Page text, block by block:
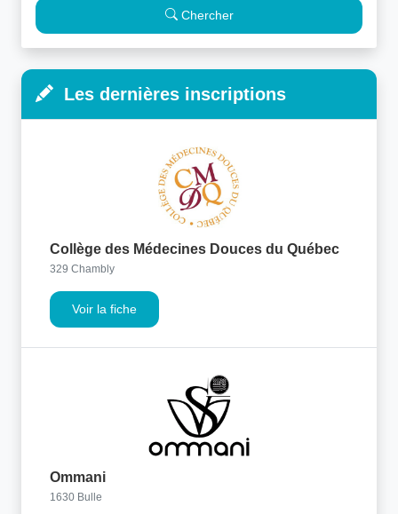
Chercher
Les dernières inscriptions
Collège des Médecines Douces du Québec
329 Chambly
Voir la fiche
Ommani
1630 Bulle